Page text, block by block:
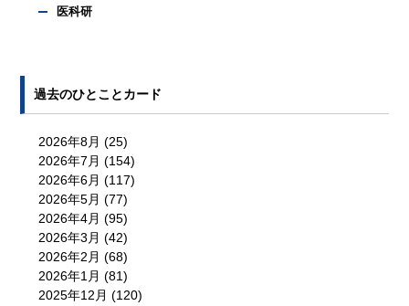
医科研
過去のひとことカード
2026年8月 (25)
2026年7月 (154)
2026年6月 (117)
2026年5月 (77)
2026年4月 (95)
2026年3月 (42)
2026年2月 (68)
2026年1月 (81)
2025年12月 (120)